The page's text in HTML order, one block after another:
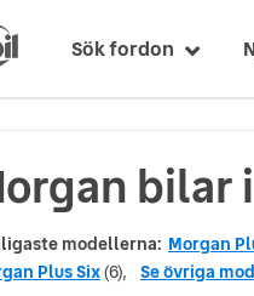
Sök fordon
bilar
modellerna: Morgan
Plus Six(6), Se övriga